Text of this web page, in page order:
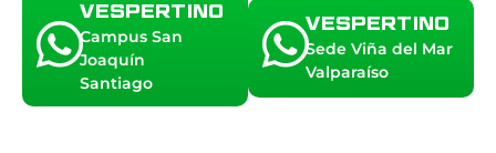
VESPERTINO
Campus San
Joaquín
Santiago
VESPERTINO
Sede Viña del Mar
Valparaíso